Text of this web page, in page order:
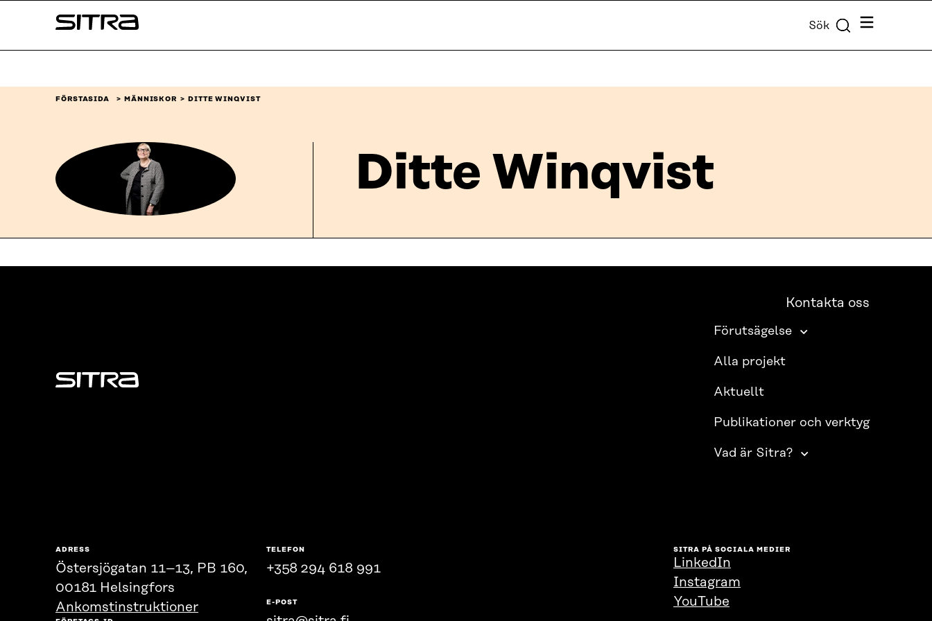
↓
Sitra Sök Meny
FÖRSTASIDA MÄNNISKOR DITTE WINQVIST
Ditte Winqvist
Sitra
Kontakta oss
Förutsägelse
Alla projekt
Aktuellt
Publikationer och verktyg
Vad är Sitra?
ADRESS
Östersjögatan 11–13, PB 160,
00181 Helsingfors
Ankomstinstruktioner
TELEFON
+358 294 618 991
E-POST
SITRA PÅ SOCIALA MEDIER
LinkedIn
Instagram
YouTube